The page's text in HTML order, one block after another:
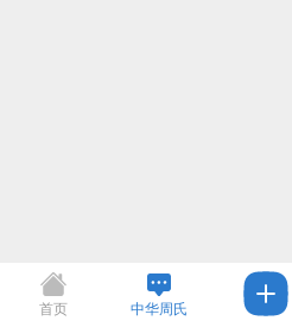
首页 中华周氏